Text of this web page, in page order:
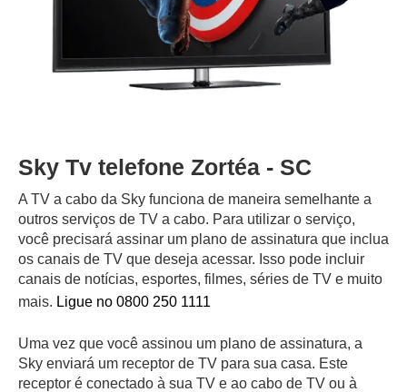
Sky Tv telefone Zortéa - SC
A TV a cabo da Sky funciona de maneira semelhante a
outros serviços de TV a cabo. Para utilizar o serviço,
você precisará assinar um plano de assinatura que inclua
os canais de TV que deseja acessar. Isso pode incluir
canais de notícias, esportes, filmes, séries de TV e muito
mais. Ligue no 0800 250 1111
Uma vez que você assinou um plano de assinatura, a
Sky enviará um receptor de TV para sua casa. Este
receptor é conectado à sua TV e ao cabo de TV ou à